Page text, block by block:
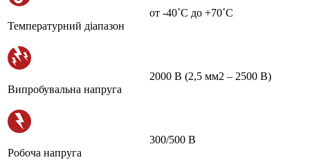
Температурний діапазон
от -40˚С до +70˚С
Випробувальна напруга
2000 В (2,5 мм2 – 2500 В)
Робоча напруга
300/500 В